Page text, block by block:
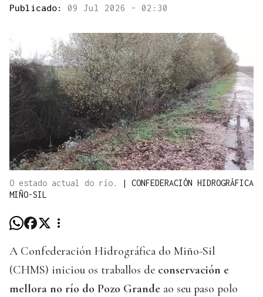
Publicado: 09 Jul 2026 - 02:30
O estado actual do río. | CONFEDERACIÓN HIDROGRÁFICA
MIÑO-SIL
A Confederación Hidrográfica do Miño-Sil
(CHMS) iniciou os traballos de conservación e
mellora no río do Pozo Grande ao seu paso polo